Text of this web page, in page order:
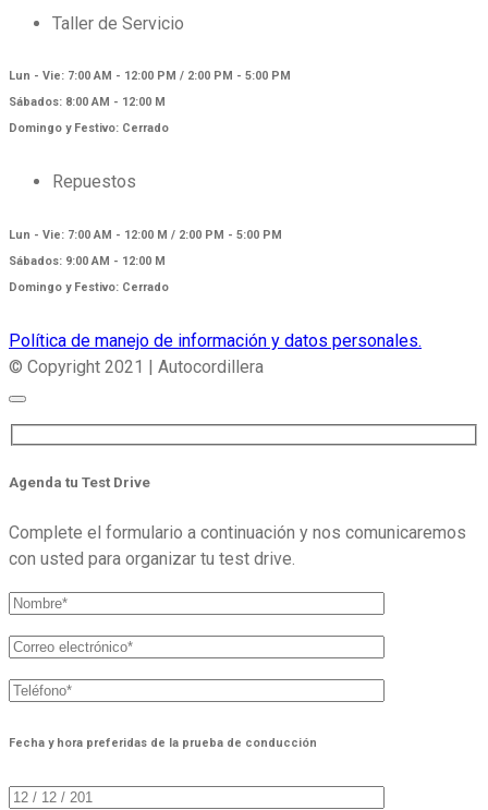
Taller de Servicio
Lun - Vie: 7:00 AM - 12:00 PM / 2:00 PM - 5:00 PM
Sábados: 8:00 AM - 12:00 M
Domingo y Festivo: Cerrado
Repuestos
Lun - Vie: 7:00 AM - 12:00 M / 2:00 PM - 5:00 PM
Sábados: 9:00 AM - 12:00 M
Domingo y Festivo: Cerrado
Política de manejo de información y datos personales.
© Copyright 2021 | Autocordillera
Agenda tu Test Drive
Complete el formulario a continuación y nos comunicaremos
con usted para organizar tu test drive.
Fecha y hora preferidas de la prueba de conducción